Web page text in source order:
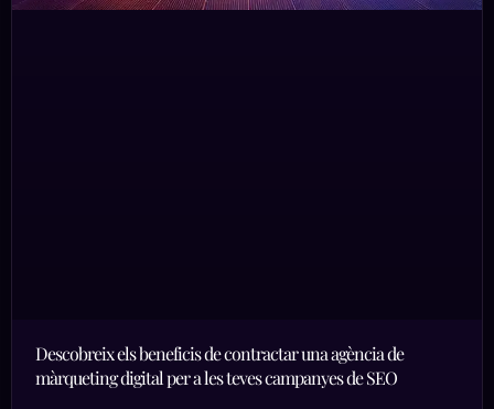
Descobreix els beneficis de contractar una agència de
màrqueting digital per a les teves campanyes de SEO